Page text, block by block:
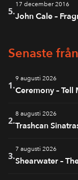
5.
17 december 2016
John Cale –
Senaste
1.
9 augusti 2026
Ceremony –
2.
8 augusti 2026
Trashcan
3.
7 augusti 2026
Shearwater –